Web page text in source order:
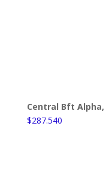
Central Bft
$287.540